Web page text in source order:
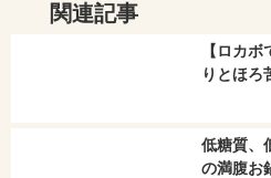
関連記事
【ロカ
りとほろ
低糖質、
の満腹お